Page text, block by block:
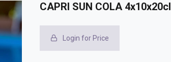
CAPRI SUN COLA 4x10x20cl
Login for Price